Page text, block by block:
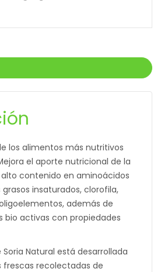
los alimentos más nutritivos
el aporte nutricional de la
contenido en aminoácidos
insaturados, clorofila,
además de
bio activas con propiedades
Natural está desarrollada
frescas recolectadas de